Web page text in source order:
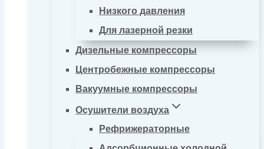
Низкого давления
Для лазерной резки
Дизельные компрессоры
Центробежные компрессоры
Вакуумные компрессоры
Осушители воздуха
Рефрижераторные